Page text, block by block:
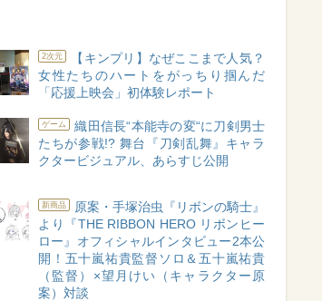
2次元
【キンプリ】なぜここまで人気？
女性たちのハートをがっちり掴んだ
「応援上映会」初体験レポート
ゲーム
織田信長“本能寺の変“に刀剣男士
たちが参戦!? 舞台『刀剣乱舞』キャラ
クタービジュアル、あらすじ公開
新商品
原案・手塚治虫『リボンの騎士』
より『THE RIBBON HERO リボンヒー
ロー』オフィシャルインタビュー2本公
開！五十嵐祐貴監督ソロ＆五十嵐祐貴
（監督）×望月けい（キャラクター原
案）対談